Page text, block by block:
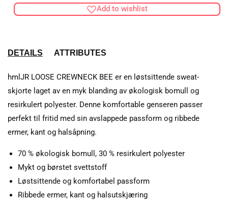
Add to wishlist
DETAILS ATTRIBUTES
hmlJR LOOSE CREWNECK BEE er en løstsittende sweat-
skjorte laget av en myk blanding av økologisk bomull og
resirkulert polyester. Denne komfortable genseren passer
perfekt til fritid med sin avslappede passform og ribbede
ermer, kant og halsåpning.
70 % økologisk bomull, 30 % resirkulert polyester
Mykt og børstet svettstoff
Løstsittende og komfortabel passform
Ribbede ermer, kant og halsutskjæring